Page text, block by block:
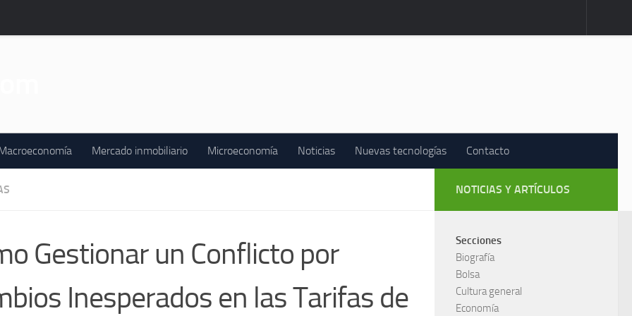
Mercado inmobiliario Microeconomía Noticias Nuevas tecnologías Contacto
Gestionar un Conflicto por
Inesperados en las Tarifas de
NOTICIAS Y ARTÍCULOS
Secciones
Biografía
Bolsa
Cultura general
Economía